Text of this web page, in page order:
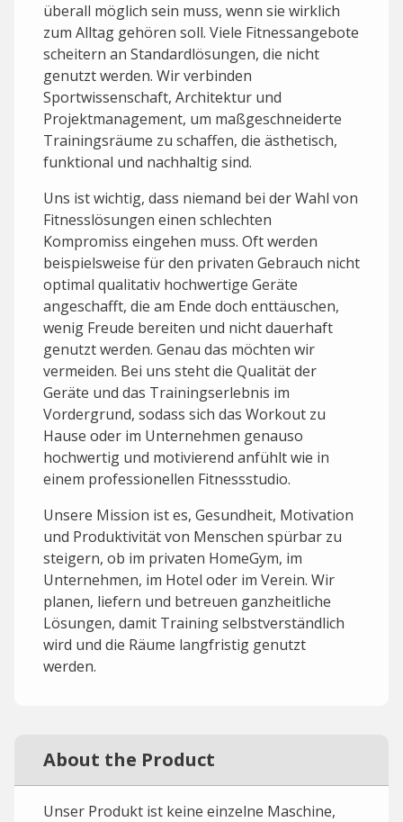
überall möglich sein muss, wenn sie wirklich
zum Alltag gehören soll. Viele Fitnessangebote
scheitern an Standardlösungen, die nicht
genutzt werden. Wir verbinden
Sportwissenschaft, Architektur und
Projektmanagement, um maßgeschneiderte
Trainingsräume zu schaffen, die ästhetisch,
funktional und nachhaltig sind.
Uns ist wichtig, dass niemand bei der Wahl von
Fitnesslösungen einen schlechten
Kompromiss eingehen muss. Oft werden
beispielsweise für den privaten Gebrauch nicht
optimal qualitativ hochwertige Geräte
angeschafft, die am Ende doch enttäuschen,
wenig Freude bereiten und nicht dauerhaft
genutzt werden. Genau das möchten wir
vermeiden. Bei uns steht die Qualität der
Geräte und das Trainingserlebnis im
Vordergrund, sodass sich das Workout zu
Hause oder im Unternehmen genauso
hochwertig und motivierend anfühlt wie in
einem professionellen Fitnessstudio.
Unsere Mission ist es, Gesundheit, Motivation
und Produktivität von Menschen spürbar zu
steigern, ob im privaten HomeGym, im
Unternehmen, im Hotel oder im Verein. Wir
planen, liefern und betreuen ganzheitliche
Lösungen, damit Training selbstverständlich
wird und die Räume langfristig genutzt
werden.
About the Product
Unser Produkt ist keine einzelne Maschine,